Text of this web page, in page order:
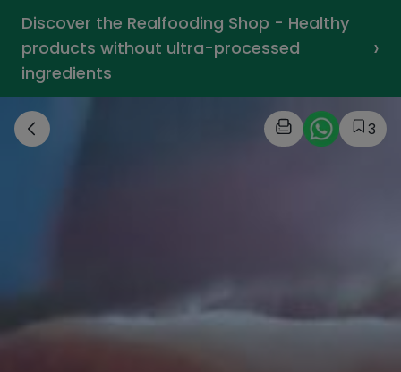
Discover the Realfooding Shop - Healthy
products without ultra-processed
ingredients
›
3